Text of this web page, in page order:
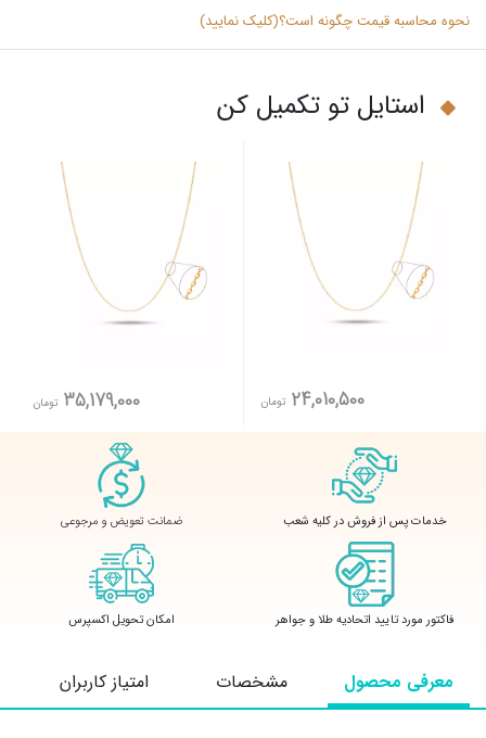
نحوه محاسبه قیمت چگونه است؟(کلیک نمایید)
استایل تو تکمیل کن
24,010,500 تومان 35,179,000 تومان
خدمات پس از فروش در کلیه شعب ضمانت تعویض و مرجوعی
فاکتور مورد تایید اتحادیه طلا و جواهر امکان تحویل اکسپرس
معرفی محصول مشخصات امتیاز کاربران